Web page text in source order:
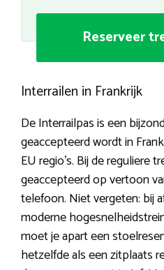
Reserveer
Interrailen in Frankrijk
De Interrailpas is een
geaccepteerd wordt in
EU regio’s. Bij de reguliere
geaccepteerd op vertoon
telefoon. Niet vergeten: bij
moderne
moet je apart een
hetzelfde als een zitplaats